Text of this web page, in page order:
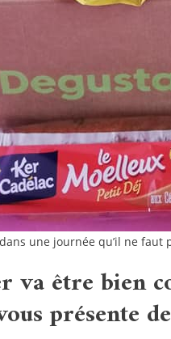
une journée qu’il ne faut
va être bien
présente